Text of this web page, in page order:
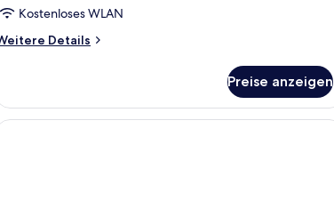
Kostenloses WLAN
Details
Preise anzeigen